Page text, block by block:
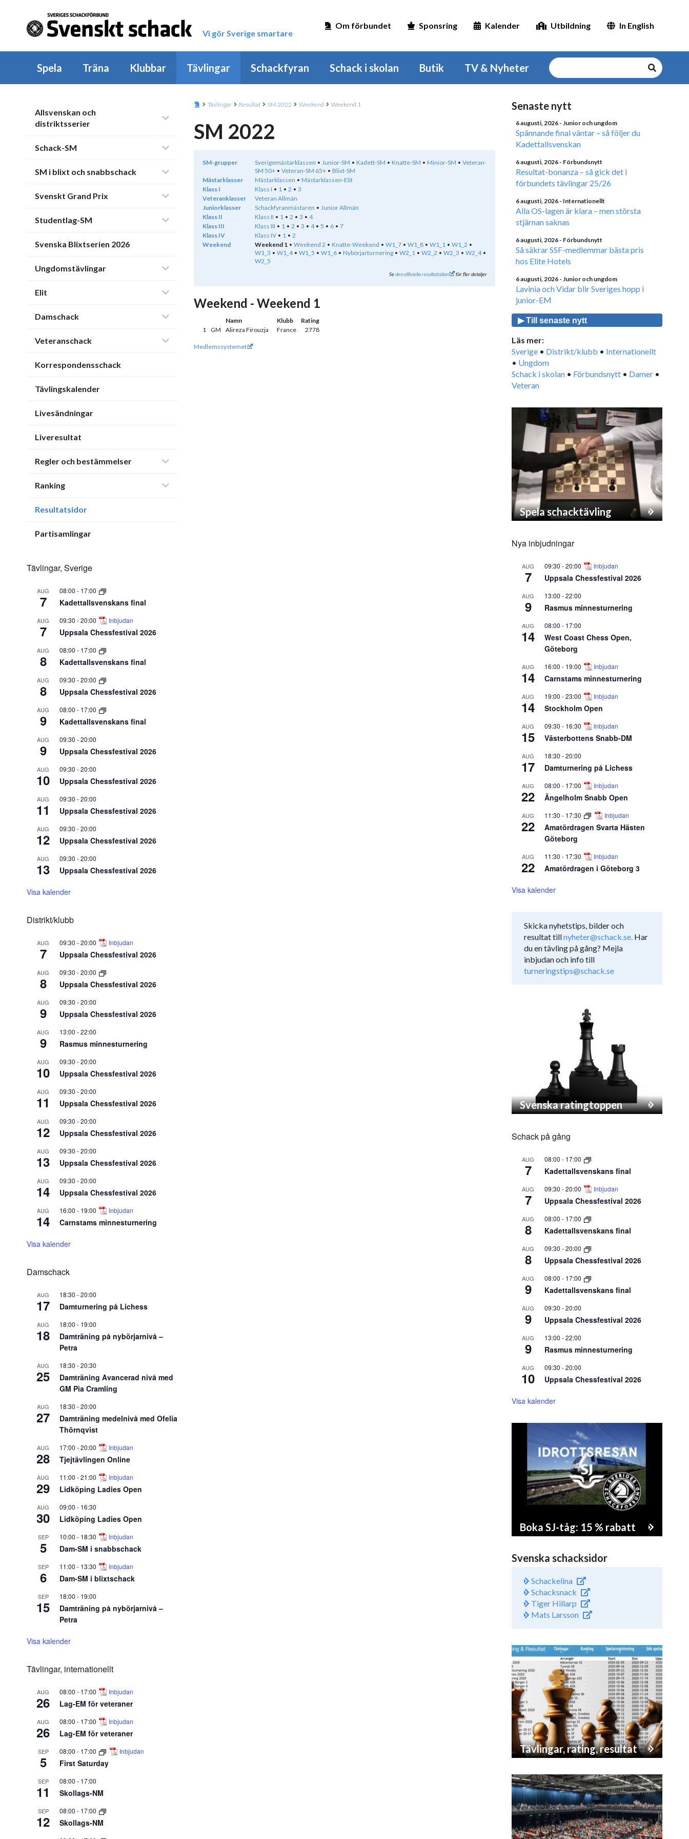
Vi gör Sverige smartare
Om förbundet Sponsring Kalender Utbildning In English
Spela Träna Klubbar Tävlingar Schackfyran Schack i skolan Butik TV & Nyheter
Allsvenskan och
distriktsserier
Schack-SM
SM i blixt och snabbschack
Svenskt Grand Prix
Studentlag-SM
Svenska Blixtserien 2026
Ungdomstävlingar
Elit
Damschack
Veteranschack
Korrespondensschack
Tävlingskalender
Livesändningar
Liveresultat
Regler och bestämmelser
Ranking
Resultatsidor
Partisamlingar
Tävlingar, Sverige
AUG
7
08:00 - 17:00
Kadettallsvenskans final
AUG
7
09:30 -20:00 Inbjudan
Uppsala Chessfestival 2026
AUG
8
08:00 - 17:00
Kadettallsvenskans final
AUG
8
09:30 -20:00
Uppsala Chessfestival 2026
AUG
9
08:00 - 17:00
Kadettallsvenskans final
AUG
9
09:30 -20:00
Uppsala Chessfestival 2026
AUG
10
09:30 -20:00
Uppsala Chessfestival 2026
AUG
11
09:30 -20:00
Uppsala Chessfestival 2026
AUG
12
09:30 -20:00
Uppsala Chessfestival 2026
AUG
13
09:30 -20:00
Uppsala Chessfestival 2026
Visa kalender
Distrikt/klubb
AUG
7
09:30 -20:00 Inbjudan
Uppsala Chessfestival 2026
AUG
8
09:30 -20:00
Uppsala Chessfestival 2026
AUG
9
09:30 -20:00
Uppsala Chessfestival 2026
AUG
9
13:00 -22:00
Rasmus minnesturnering
AUG
10
09:30 -20:00
Uppsala Chessfestival 2026
AUG
11
09:30 -20:00
Uppsala Chessfestival 2026
AUG
12
09:30 -20:00
Uppsala Chessfestival 2026
AUG
13
09:30 -20:00
Uppsala Chessfestival 2026
AUG
14
09:30 -20:00
Uppsala Chessfestival 2026
AUG
14
16:00 - 19:00 Inbjudan
Carnstams minnesturnering
Visa kalender
Damschack
AUG
17
18:30 -20:00
Damturnering på Lichess
AUG
18
18:00 - 19:00
Damträning på nybörjarnivå –
Petra
AUG
25
18:30 -20:30
Damträning Avancerad nivå med
GM Pia Cramling
AUG
27
18:30 -20:00
Damträning medelnivå med Ofelia
Thörnqvist
AUG
28
17:00 -20:00 Inbjudan
Tjejtävlingen Online
AUG
29
11:00 -21:00 Inbjudan
Lidköping Ladies Open
AUG
30
09:00 - 16:30
Lidköping Ladies Open
SEP
5
10:00 - 18:30 Inbjudan
Dam-SM i snabbschack
SEP
6
11:00 - 13:30 Inbjudan
Dam-SM i blixtschack
SEP
15
18:00 - 19:00
Damträning på nybörjarnivå –
Petra
Visa kalender
Tävlingar, internationellt
AUG
26
08:00 - 17:00 Inbjudan
Lag-EM för veteraner
AUG
26
08:00 - 17:00 Inbjudan
Lag-EM för veteraner
SEP
5
08:00 - 17:00 Inbjudan
First Saturday
SEP
11
08:00 - 17:00
Skollags-NM
SEP
12
08:00 - 17:00
Skollags-NM
Tävlingar Resultat SM 2022 Weekend Weekend 1
SM 2022
SM-grupper Sverigemästarklassen Junior-SM Kadett-SM Knatte-SM Minior-SM
Veteran-
SM 50+
Veteran-SM 65+
Blixt-SM
Mästarklasser
Mästarklassen
Mästarklassen-Elit
Klass I
Klass I 1 2
3
Veteranklasser
Veteran Allmän
Juniorklasser
Schackfyranmästaren
Junior Allmän
Klass II
Klass II 1 2 3
4
Klass III
Klass III 1 2 3 4 5 6
7
Klass IV
Klass IV 1
2
Weekend
Weekend 1 Weekend 2 Knatte-Weekend W1_7 W1_8 W1_1
W1_2
W1_3
W1_4 W1_5 W1_6 Nybörjarturnering W2_1 W2_2 W2_3
W2_4
W2_5
Seden officiella resultatsidan för fler detaljer
Weekend - Weekend 1
Namn Klubb
Rating
1
GM Alireza Firouzja France 2778
Medlemssystemet
Senaste nytt
6 augusti, 2026 - Junior och ungdom
Spännande final väntar – så följer du
Kadettallsvenskan
6 augusti, 2026 - Förbundsnytt
Resultat-bonanza – så gick det i
förbundets tävlingar 25/26
6 augusti, 2026 - Internationellt
Alla OS-lagen är klara – men största
stjärnan saknas
6 augusti, 2026 - Förbundsnytt
Så säkrar SSF-medlemmar bästa pris
hos Elite Hotels
6 augusti, 2026 - Junior och ungdom
Lavinia och Vidar blir Sveriges hopp i
junior-EM
▶ Till senaste nytt
Läs mer:
Sverige • Distrikt/klubb • Internationellt
• Ungdom
Schack i skolan • Förbundsnytt • Damer •
Veteran
Spela schacktävling
Nya inbjudningar
AUG
7
09:30 -20:00 Inbjudan
Uppsala Chessfestival 2026
AUG
9
13:00 -22:00
Rasmus minnesturnering
AUG
14
08:00 - 17:00
West Coast Chess Open,
Göteborg
AUG
14
16:00 - 19:00 Inbjudan
Carnstams minnesturnering
AUG
14
19:00 -23:00 Inbjudan
Stockholm Open
AUG
15
09:30 - 16:30 Inbjudan
Västerbottens Snabb-DM
AUG
17
18:30 -20:00
Damturnering på Lichess
AUG
22
08:00 - 17:00 Inbjudan
Ängelholm Snabb Open
AUG
22
11:30 - 17:30 Inbjudan
Amatördragen Svarta Hästen
Göteborg
AUG
22
11:30 - 17:30 Inbjudan
Amatördragen i Göteborg 3
Visa kalender
Skicka nyhetstips, bilder och
resultat tillnyheter@schack.se. Har
du en tävling på gång? Mejla
inbjudan och info till
turneringstips@schack.se
Svenska ratingtoppen
Schack på gång
AUG
7
08:00 - 17:00
Kadettallsvenskans final
AUG
7
09:30 -20:00 Inbjudan
Uppsala Chessfestival 2026
AUG
8
08:00 - 17:00
Kadettallsvenskans final
AUG
8
09:30 -20:00
Uppsala Chessfestival 2026
AUG
9
08:00 - 17:00
Kadettallsvenskans final
AUG
9
09:30 -20:00
Uppsala Chessfestival 2026
AUG
9
13:00 -22:00
Rasmus minnesturnering
AUG
10
09:30 -20:00
Uppsala Chessfestival 2026
Visa kalender
Boka SJ-tåg: 15 % rabatt
Svenska schacksidor
Schackelina
Schacksnack
Tiger Hillarp
Mats Larsson
Tävlingar, rating, resultat